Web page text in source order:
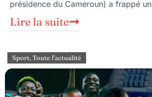
présidence du Cameroun) a frappé un
Lire la suite
Sport,Toute l'actualité